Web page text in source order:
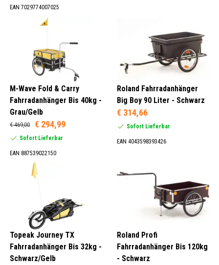
EAN 7029774007025
M-Wave Fold & Carry
Fahrradanhänger Bis 40kg -
Grau/Gelb
€ 469,00 € 294,99
Sofort Lieferbar
EAN 887539022150
Roland Fahrradanhänger
Big Boy 90 Liter - Schwarz
€ 314,66
Sofort Lieferbar
EAN 4043598393426
Topeak Journey TX
Fahrradanhänger Bis 32kg -
Schwarz/Gelb
Roland Profi
Fahrradanhänger Bis 120kg
- Schwarz